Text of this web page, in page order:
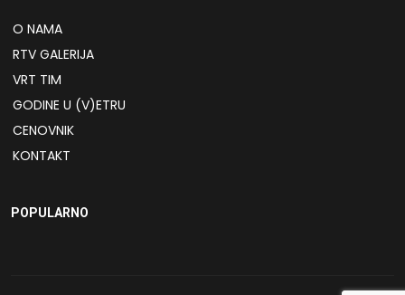
O NAMA
RTV GALERIJA
VRT TIM
GODINE U (V)ETRU
CENOVNIK
KONTAKT
POPULARNO